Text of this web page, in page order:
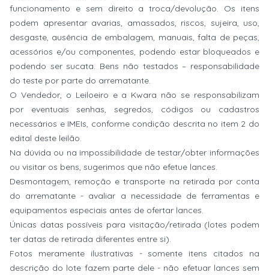
funcionamento e sem direito a troca/devolução. Os itens
podem apresentar avarias, amassados, riscos, sujeira, uso,
desgaste, ausência de embalagem, manuais, falta de peças,
acessórios e/ou componentes, podendo estar bloqueados e
podendo ser sucata. Bens não testados – responsabilidade
do teste por parte do arrematante.
O Vendedor, o Leiloeiro e a Kwara não se responsabilizam
por eventuais senhas, segredos, códigos ou cadastros
necessários e IMEIs, conforme condição descrita no item 2 do
edital deste leilão.
Na dúvida ou na impossibilidade de testar/obter informações
ou visitar os bens, sugerimos que não efetue lances.
Desmontagem, remoção e transporte na retirada por conta
do arrematante - avaliar a necessidade de ferramentas e
equipamentos especiais antes de ofertar lances.
Únicas datas possíveis para visitação/retirada (lotes podem
ter datas de retirada diferentes entre si).
Fotos meramente ilustrativas - somente itens citados na
descrição do lote fazem parte dele - não efetuar lances sem